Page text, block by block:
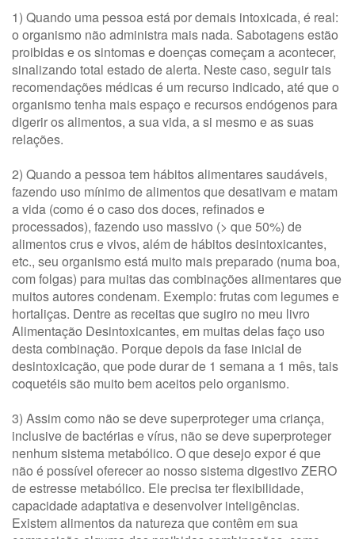
1) Quando uma pessoa está por demais intoxicada, é real:
o organismo não administra mais nada. Sabotagens estão
proibidas e os sintomas e doenças começam a acontecer,
sinalizando total estado de alerta. Neste caso, seguir tais
recomendações médicas é um recurso indicado, até que o
organismo tenha mais espaço e recursos endógenos para
digerir os alimentos, a sua vida, a si mesmo e as suas
relações.
2) Quando a pessoa tem hábitos alimentares saudáveis,
fazendo uso mínimo de alimentos que desativam e matam
a vida (como é o caso dos doces, refinados e
processados), fazendo uso massivo (> que 50%) de
alimentos crus e vivos, além de hábitos desintoxicantes,
etc., seu organismo está muito mais preparado (numa boa,
com folgas) para muitas das combinações alimentares que
muitos autores condenam. Exemplo: frutas com legumes e
hortaliças. Dentre as receitas que sugiro no meu livro
Alimentação Desintoxicantes, em muitas delas faço uso
desta combinação. Porque depois da fase inicial de
desintoxicação, que pode durar de 1 semana a 1 mês, tais
coquetéis são muito bem aceitos pelo organismo.
3) Assim como não se deve superproteger uma criança,
inclusive de bactérias e vírus, não se deve superproteger
nenhum sistema metabólico. O que desejo expor é que
não é possível oferecer ao nosso sistema digestivo ZERO
de estresse metabólico. Ele precisa ter flexibilidade,
capacidade adaptativa e desenvolver inteligências.
Existem alimentos da natureza que contêm em sua